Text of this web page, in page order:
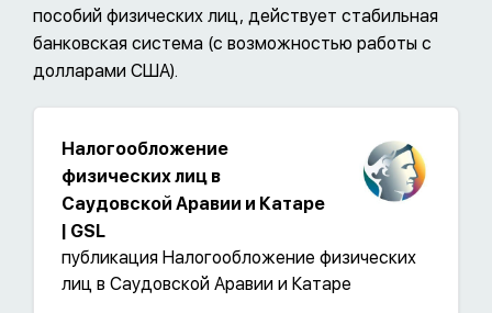
пособий физических лиц, действует стабильная
банковская система (с возможностью работы с
долларами США).
Налогообложение
физических лиц в
Саудовской Аравии и Катаре
| GSL
публикация Налогообложение физических
лиц в Саудовской Аравии и Катаре